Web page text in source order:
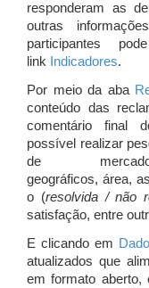
responderam as
outras
participantes
link Indicadores.
Por meio da aba
conteúdo das
comentário final
possível realizar
de
geográficos, área,
o (resolvida / não
satisfação, entre
E clicando em
atualizados que
em formato aberto,